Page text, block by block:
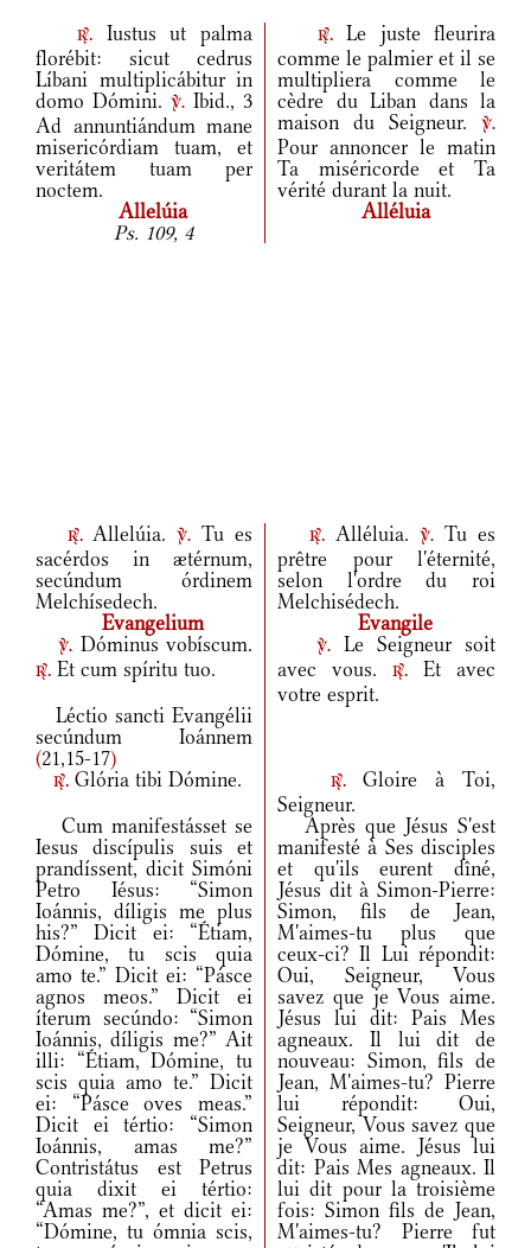
r.
Iustus ut palma
florébit: sicut cedrus
Líbani multiplicábitur in
domo Dómini. v. Ibid., 3
Ad annuntiándum mane
misericórdiam tuam, et
veritátem tuam per
noctem.
r.
Le juste fleurira
comme le palmier et il se
multipliera comme le
cèdre du Liban dans la
maison du Seigneur.
v.
Pour annoncer le matin
Ta miséricorde et Ta
vérité durant la nuit.
Allelúia
Alléluia
Ps. 109, 4
r.Allelúia.v. Tu es
sacérdos in ætérnum,
secúndum órdinem
Melchísedech.
r. Alléluia. v. Tu es
prêtre pour l'éternité,
selon l'ordre du roi
Melchisédech.
Evangelium
Evangile
v. Dóminus vobíscum.
r. Et cum spíritu tuo.
v.
Le Seigneur soit
avec vous.
r.
Et avec
votre esprit.
Léctio sancti Evangélii
secúndum Ioánnem
(21,15-17)
r. Glória tibi Dómine. r.Gloire à Toi,
Seigneur.
Cum manifestásset se
Iesus discípulis suis et
prandíssent, dicit Simóni
Petro Iésus: “Simon
Ioánnis, díligis me plus
his?” Dicit ei: “Étiam,
Dómine, tu scis quia
amo te.” Dicit ei: “Pásce
agnos meos.” Dicit ei
íterum secúndo: “Simon
Ioánnis, díligis me?” Ait
illi: “Étiam, Dómine, tu
scis quia amo te.” Dicit
ei: “Pásce oves meas.”
Dicit ei tértio: “Simon
Ioánnis, amas me?”
Contristátus est Petrus
quia dixit ei tértio:
“Amas me?”, et dicit ei:
“Dómine, tu ómnia scis,
Après que Jésus S'est
manifesté à Ses disciples
et qu'ils eurent dîné,
Jésus dit à Simon-Pierre:
Simon, fils de Jean,
M'aimes-tu plus que
ceux-ci? Il Lui répondit:
Oui, Seigneur, Vous
savez que je Vous aime.
Jésus lui dit: Pais Mes
agneaux. Il lui dit de
nouveau: Simon, fils de
Jean, M'aimes-tu? Pierre
lui répondit: Oui,
Seigneur, Vous savez que
je Vous aime. Jésus lui
dit: Pais Mes agneaux. Il
lui dit pour la troisième
fois: Simon fils de Jean,
M'aimes-tu? Pierre fut